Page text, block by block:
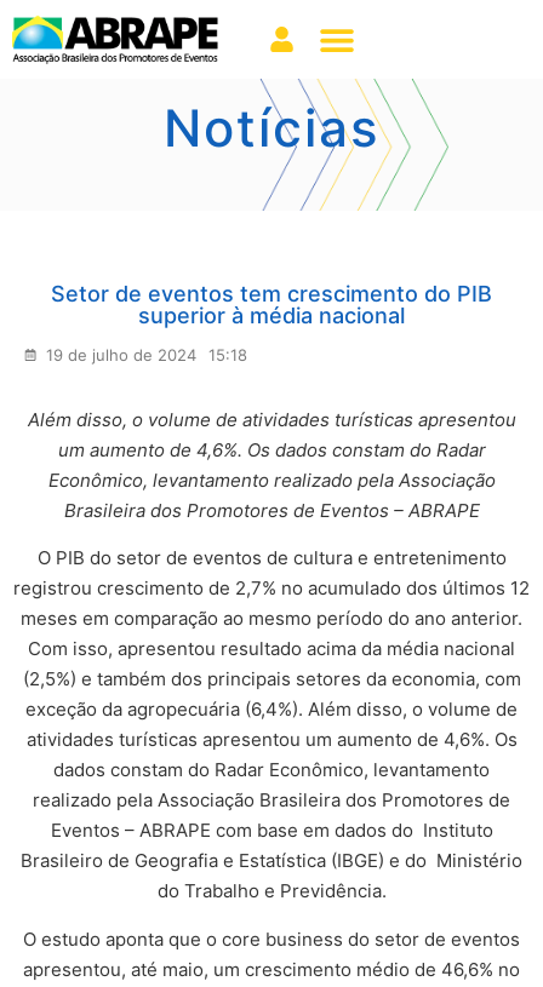
Notícias
Setor de eventos tem crescimento do PIB
superior à média nacional
19 de julho de 2024 15:18
Além disso, o volume de atividades turísticas apresentou
um aumento de 4,6%. Os dados constam do Radar
Econômico, levantamento realizado pela Associação
Brasileira dos Promotores de Eventos – ABRAPE
O PIB do setor de eventos de cultura e entretenimento
registrou crescimento de 2,7% no acumulado dos últimos 12
meses em comparação ao mesmo período do ano anterior.
Com isso, apresentou resultado acima da média nacional
(2,5%) e também dos principais setores da economia, com
exceção da agropecuária (6,4%). Além disso, o volume de
atividades turísticas apresentou um aumento de 4,6%. Os
dados constam do Radar Econômico, levantamento
realizado pela Associação Brasileira dos Promotores de
Eventos – ABRAPE com base em dados do Instituto
Brasileiro de Geografia e Estatística (IBGE) e do Ministério
do Trabalho e Previdência.
O estudo aponta que o core business do setor de eventos
apresentou, até maio, um crescimento médio de 46,6% no